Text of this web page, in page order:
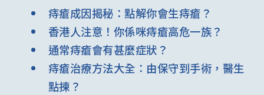
痔瘡成因揭秘：點解你會生痔瘡？
香港人注意！你係咪痔瘡高危一族？
通常痔瘡會有甚麼症狀？
痔瘡治療方法大全：由保守到手術，醫生
點揀？